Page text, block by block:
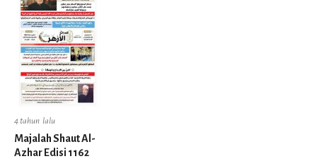
4 tahun lalu
Majalah Shaut Al-
Azhar Edisi 1162